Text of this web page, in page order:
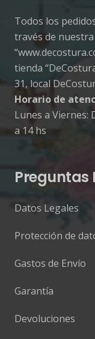
Todos los
través de
tienda
31, local
Horario de
Lunes a Viernes:
a 14 hs
Preguntas
Datos Legales
Protección de
Gastos de Envío
Garantía
Devoluciones